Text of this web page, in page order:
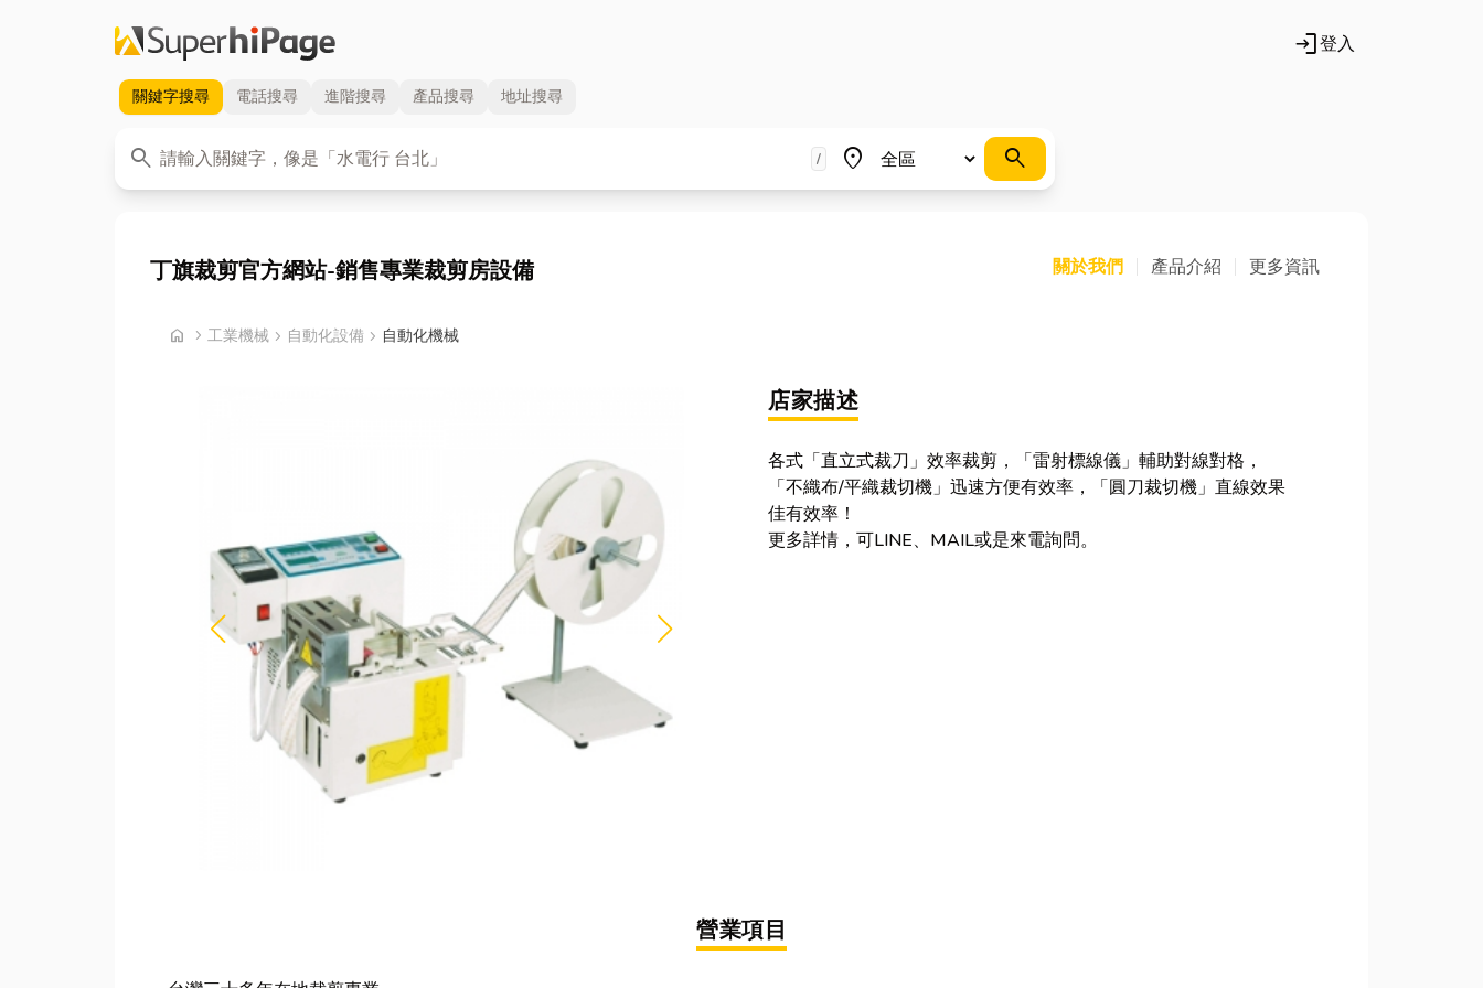
login登入
關鍵字搜尋 電話搜尋 進階搜尋 產品搜尋 地址搜尋
search
關鍵字 / place
地區
search
丁旗裁剪官方網站-銷售專業裁剪房設備 關於我們 產品介紹 更多資訊
home chevron_right 首頁
工業機械 chevron_right 自動化設備 chevron_right 自動化機械
店家描述
各式「直立式裁刀」效率裁剪，「雷射標線儀」輔助對線對格，
「不織布/平織裁切機」迅速方便有效率，「圓刀裁切機」直線效果
佳有效率！
更多詳情，可LINE、MAIL或是來電詢問。
營業項目